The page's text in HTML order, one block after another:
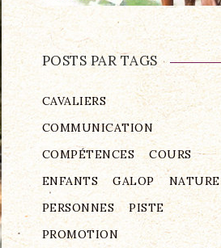
POSTS PAR TAGS
CAVALIERS
COMMUNICATION
COMPÉTENCES
COURS
ENFANTS
GALOP
NATURE
PERSONNES
PISTE
PROMOTION